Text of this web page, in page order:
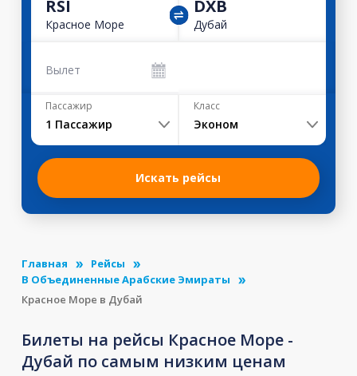
RSI
Красное Море
DXB
Дубай
Вылет
Пассажир
1 Пассажир
Класс
Эконом
Искать рейсы
Главная
Рейсы
В Объединенные Арабские Эмираты
Красное Море в Дубай
Билеты на рейсы Красное Море -
Дубай по самым низким ценам